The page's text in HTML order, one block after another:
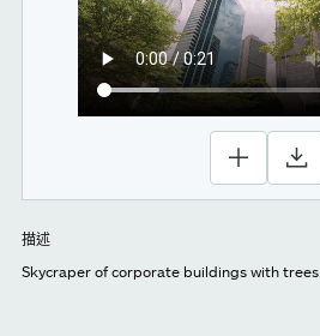
影片
描述
Skycraper of corporate buildings with trees.